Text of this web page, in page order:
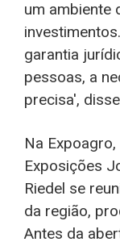
um ambiente
garantia
pessoas, a
precisa',
Na
Exposições
Riedel se
da região,
Antes da